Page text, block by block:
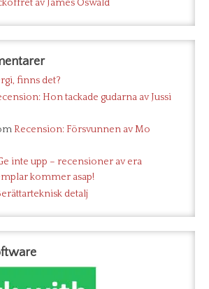
av James Oswald
finns det?
Hon tackade gudarna av Jussi
Recension: Försvunnen av Mo
inte upp – recensioner av era
kommer asap!
detalj